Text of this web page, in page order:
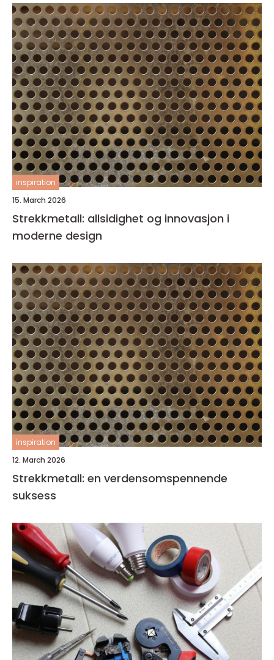
inspiration
15. March 2026
Strekkmetall: allsidighet og innovasjon i
moderne design
inspiration
12. March 2026
Strekkmetall: en verdensomspennende
suksess